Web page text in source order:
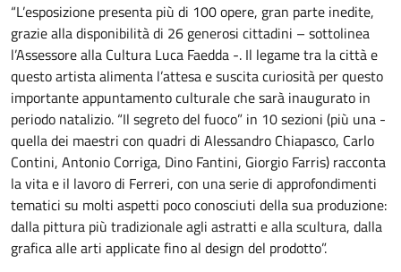
“L’esposizione presenta più di 100 opere, gran parte inedite,
grazie alla disponibilità di 26 generosi cittadini – sottolinea
l’Assessore alla Cultura Luca Faedda -. Il legame tra la città e
questo artista alimenta l’attesa e suscita curiosità per questo
importante appuntamento culturale che sarà inaugurato in
periodo natalizio. “Il segreto del fuoco” in 10 sezioni (più una -
quella dei maestri con quadri di Alessandro Chiapasco, Carlo
Contini, Antonio Corriga, Dino Fantini, Giorgio Farris) racconta
la vita e il lavoro di Ferreri, con una serie di approfondimenti
tematici su molti aspetti poco conosciuti della sua produzione:
dalla pittura più tradizionale agli astratti e alla scultura, dalla
grafica alle arti applicate fino al design del prodotto”.